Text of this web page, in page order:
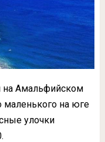
на Амальфийском
маленького на юге
улочки